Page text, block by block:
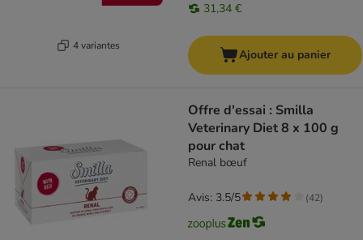
4 variantes
31,34 €
Ajouter au panier
Offre d'essai : Smilla
Veterinary Diet 8 x 100 g
pour chat
Renal bœuf
Avis: 3.5/5 (42)